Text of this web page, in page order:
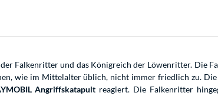
Falkenritter und das Königreich der Löwenritter. Die
wie im Mittelalter üblich, nicht immer friedlich zu. Die
Angriffskatapult reagiert. Die Falkenritter